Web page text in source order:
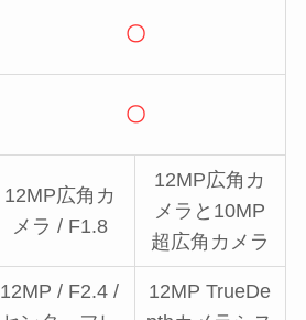
〇
〇
12MP広角カ
メラ / F1.8
12MP広角カ
メラと10MP
超広角カメラ
12MP / F2.4 /
12MP TrueDe